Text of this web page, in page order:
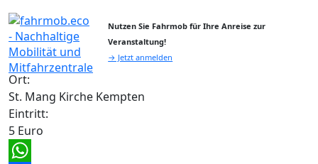
Nutzen Sie Fahrmob für Ihre Anreise zur
Veranstaltung!
→ Jetzt anmelden
Ort:
St. Mang Kirche Kempten
Eintritt:
5 Euro